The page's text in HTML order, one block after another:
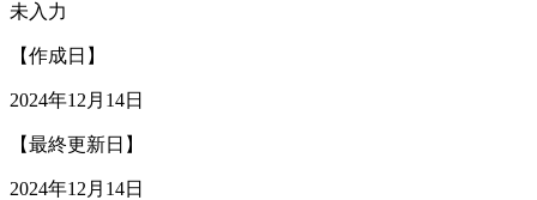
未入力
【作成日】
2024年12月14日
【最終更新日】
2024年12月14日